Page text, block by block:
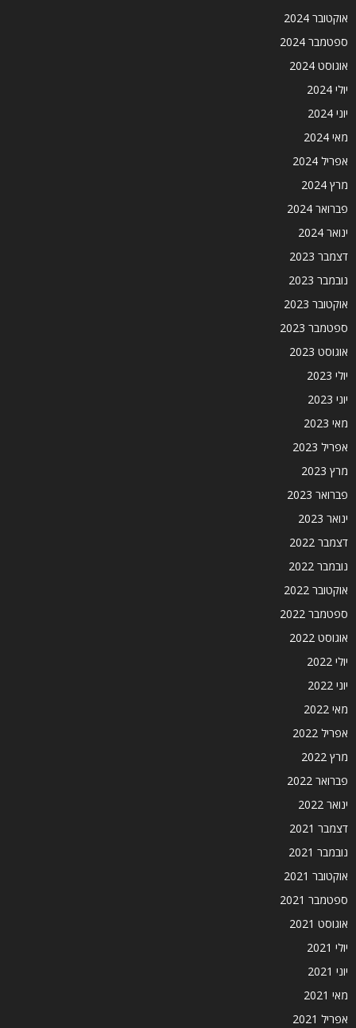
אוקטובר 2024
ספטמבר 2024
אוגוסט 2024
יולי 2024
יוני 2024
מאי 2024
אפריל 2024
מרץ 2024
פברואר 2024
ינואר 2024
דצמבר 2023
נובמבר 2023
אוקטובר 2023
ספטמבר 2023
אוגוסט 2023
יולי 2023
יוני 2023
מאי 2023
אפריל 2023
מרץ 2023
פברואר 2023
ינואר 2023
דצמבר 2022
נובמבר 2022
אוקטובר 2022
ספטמבר 2022
אוגוסט 2022
יולי 2022
יוני 2022
מאי 2022
אפריל 2022
מרץ 2022
פברואר 2022
ינואר 2022
דצמבר 2021
נובמבר 2021
אוקטובר 2021
ספטמבר 2021
אוגוסט 2021
יולי 2021
יוני 2021
מאי 2021
אפריל 2021